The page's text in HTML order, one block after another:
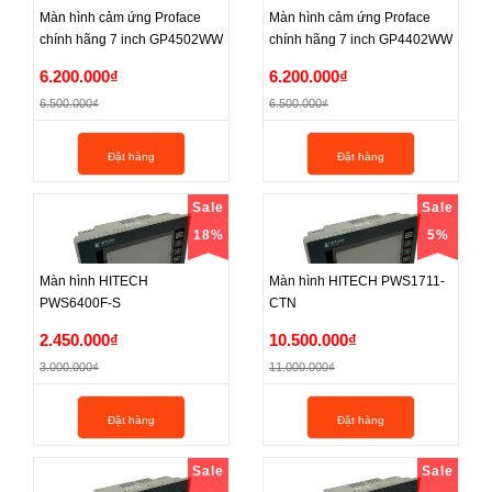
Màn hình cảm ứng Proface
chính hãng 7 inch GP4502WW
Màn hình cảm ứng Proface
chính hãng 7 inch GP4502WW
6.200.000₫
6.500.000₫
Đặt hàng
Màn hình cảm ứng Proface
chính hãng 7 inch GP4402WW
Màn hình cảm ứng Proface
chính hãng 7 inch GP4402WW
6.200.000₫
6.500.000₫
Đặt hàng
Sale
18%
Màn hình HITECH
PWS6400F-S
Màn hình HITECH
PWS6400F-S
2.450.000₫
3.000.000₫
Đặt hàng
Sale
5%
Màn hình HITECH PWS1711-
CTN
Màn hình HITECH PWS1711-
CTN
10.500.000₫
11.000.000₫
Đặt hàng
Sale
Sale